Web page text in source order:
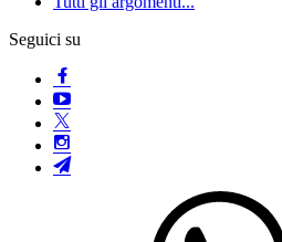
Seguici su